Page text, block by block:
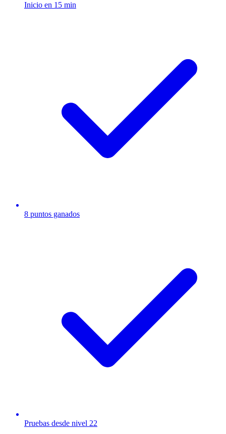
Inicio en 15 min
8 puntos ganados
Pruebas desde nivel 22